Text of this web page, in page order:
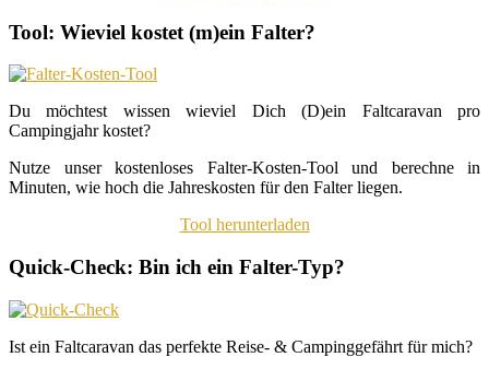
Tool: Wieviel kostet (m)ein Falter?
Du möchtest wissen wieviel Dich (D)ein Faltcaravan pro
Campingjahr kostet?
Nutze unser kostenloses Falter-Kosten-Tool und berechne in
Minuten, wie hoch die Jahreskosten für den Falter liegen.
Tool herunterladen
Quick-Check: Bin ich ein Falter-Typ?
Ist ein Faltcaravan das perfekte Reise- & Campinggefährt für mich?